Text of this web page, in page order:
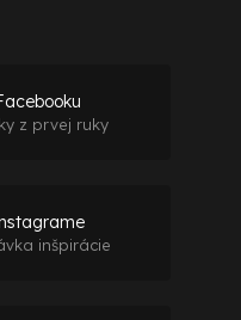
z prvej ruky
inšpirácie